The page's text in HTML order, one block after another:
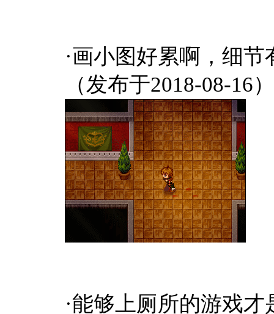
·画小图好累啊，细
（发布于2018-08-16）
·能够上厕所的游戏才